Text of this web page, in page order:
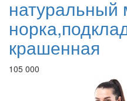
натуральный
крашенная
105 000